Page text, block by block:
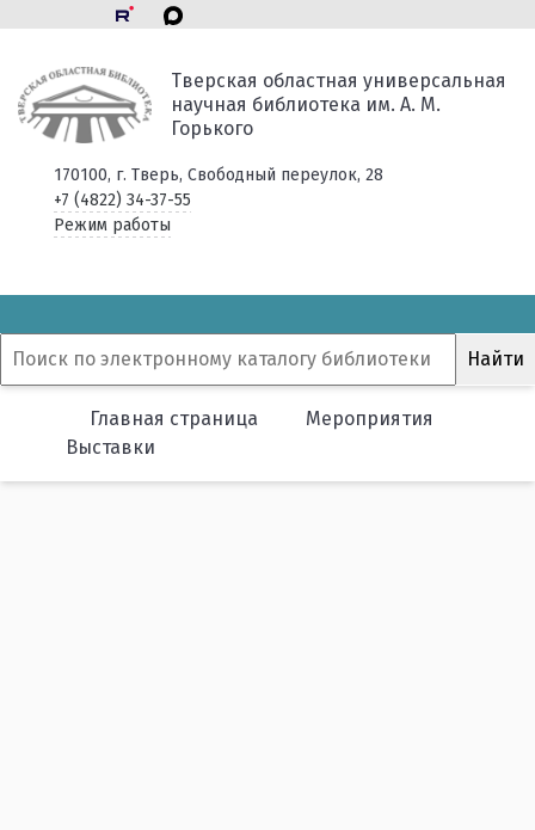
Тверская областная универсальная
научная библиотека им. А. М.
Горького
170100, г. Тверь, Свободный переулок, 28
+7 (4822) 34-37-55
Режим работы
Главная страница
Мероприятия
Выставки